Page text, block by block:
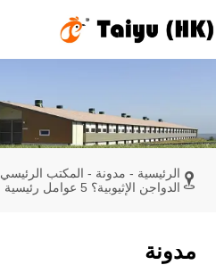
 الرئيسية - مدونة - المكتب الرئيسي
الدواجن الإثيوبية؟ 5 عوامل رئيسية لتكلفة موضحة
مدونة